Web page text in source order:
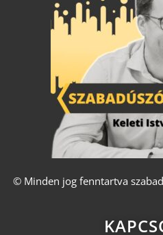
© Minden jog fenntartva